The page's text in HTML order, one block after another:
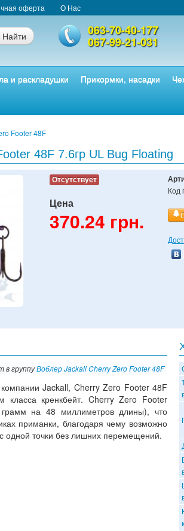
оферта О Нас
Найти 063-70-40-177
067-99-21-031
и раскладушки Прикормки, насадки
Footer 48F
48F 7.6гр UL Bug Floating
Отсутствует
Цена
370.24 грн.
Код
в группуВоблер Jackall Cherry Zero Footer 48F
Jackall, Cherry Zero Footer 48F
класса кренкбейт. Cherry Zero Footer
на 48 миллиметров длины), что
приманки, благодаря чему возможно
одной точки без лишних перемещений.